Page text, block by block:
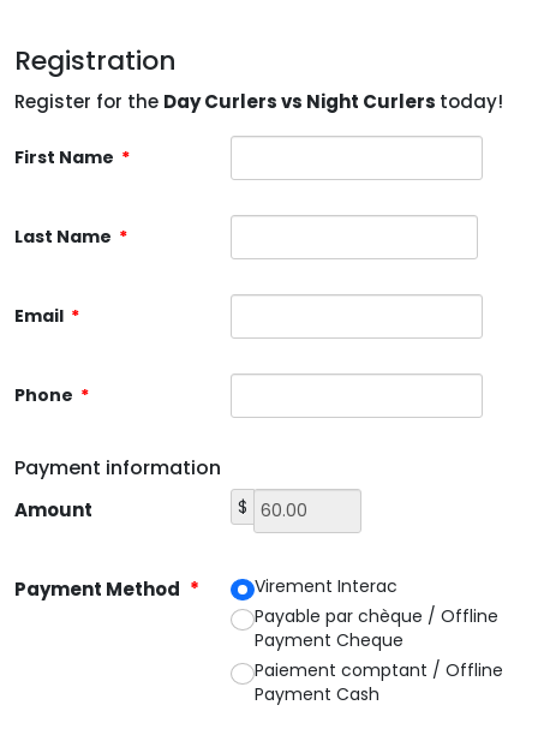
Registration
Register for the Day Curlers vs Night Curlers today!
First Name *
Last Name *
Email *
Phone *
Payment information
Amount $
Payment Method *
Virement Interac
Payable par chèque / Offline
Payment Cheque
Paiement comptant / Offline
Payment Cash